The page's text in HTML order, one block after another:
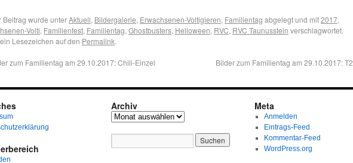
Beitrag wurde unterAktuell, Bildergalerie, Erwachsenen-Voltigieren, Familientag abgelegt und mit2017,
Volti, Familienfest, Familientag, Ghostbusters, Helloween, RVC, RVC Taunusstein verschlagwortet.
Lesezeichen auf den Permalink.
zum Familientag am 29.10.2017: Chili-Einzel Bilder zum Familientag am 29.10.2017: T2
Archiv Meta
Anmelden
Eintrags-Feed
Kommentar-Feed
WordPress.org